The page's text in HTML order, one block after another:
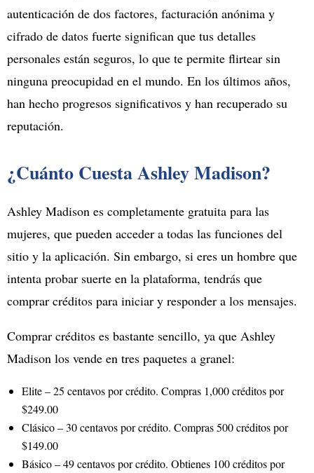
autenticación de dos factores, facturación anónima y
cifrado de datos fuerte significan que tus detalles
personales están seguros, lo que te permite flirtear sin
ninguna preocupidad en el mundo. En los últimos años,
han hecho progresos significativos y han recuperado su
reputación.
¿Cuánto Cuesta Ashley Madison?
Ashley Madison es completamente gratuita para las
mujeres, que pueden acceder a todas las funciones del
sitio y la aplicación. Sin embargo, si eres un hombre que
intenta probar suerte en la plataforma, tendrás que
comprar créditos para iniciar y responder a los mensajes.
Comprar créditos es bastante sencillo, ya que Ashley
Madison los vende en tres paquetes a granel:
Elite – 25 centavos por crédito. Compras 1,000 créditos por
$249.00
Clásico – 30 centavos por crédito. Compras 500 créditos por
$149.00
Básico – 49 centavos por crédito. Obtienes 100 créditos por